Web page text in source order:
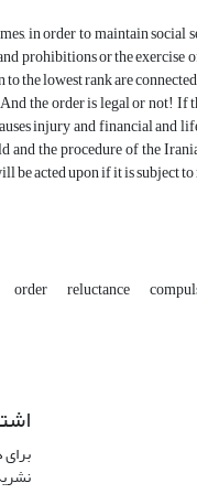
in order to maintain social
prohibitions or the exercise
the lowest rank are
the order is legal or not! If
injury and financial and
and the procedure of the
be acted upon if it is subject
order reluctance